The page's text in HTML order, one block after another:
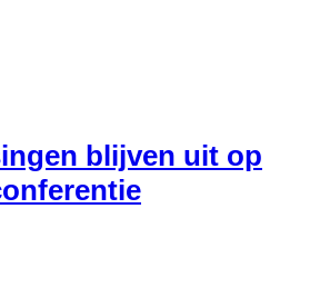
blijven uit op